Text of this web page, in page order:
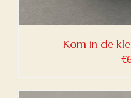
Kom in de
€